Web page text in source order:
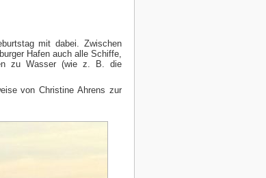
mit dabei. Zwischen
Hafen auch alle Schiffe,
zu Wasser (wie z. B. die
von Christine Ahrens zur